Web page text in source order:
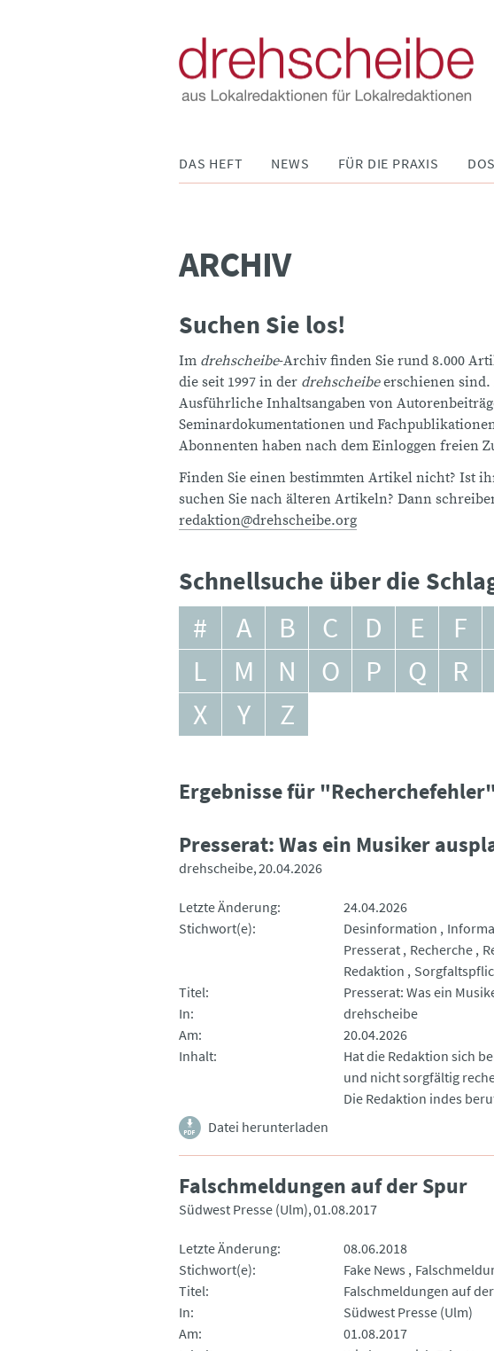
DAS HEFT NEWS FÜR DIE PRAXIS
ARCHIV
Suchen Sie los!
Im drehscheibe-Archiv finden Sie rund 8.000
die seit 1997 in der drehscheibeerschienen sind.
Ausführliche Inhaltsangaben von
Seminardokumentationen und
Abonnenten haben nach dem Einloggen freien
Finden Sie einen bestimmten Artikel nicht? Ist
suchen Sie nach älteren Artikeln? Dann
redaktion@drehscheibe.org
Schnellsuche über die
# A B C D E F
L
M N O P Q R
X
Y Z
Ergebnisse für "Recherchefehler"
Presserat: Was ein Musiker
drehscheibe 20.04.2026
Letzte Änderung
24.04.2026
Stichwort(e)
Desinformation
Presserat
Recherche
Redaktion
Titel
Presserat: Was ein
In
drehscheibe
Am
20.04.2026
Inhalt
Hat die Redaktion sich
und nicht sorgfältig
Die Redaktion indes
Datei herunterladen
Falschmeldungen auf der Spur
Südwest Presse (Ulm) 01.08.2017
Letzte Änderung
08.06.2018
Stichwort(e)
Fake News
Titel
Falschmeldungen auf
In
Südwest Presse (Ulm)
Am
01.08.2017